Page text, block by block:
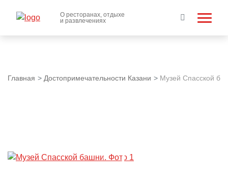
О ресторанах, отдыхе
и развлечениях
Главная Достопримечательности Казани Музей Спасской